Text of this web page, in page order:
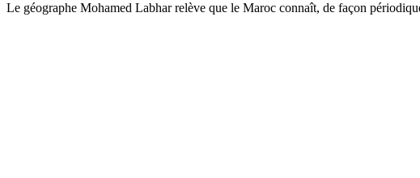
Le géographe Mohamed Labhar relève que le Maroc connaît, de façon